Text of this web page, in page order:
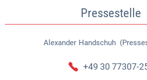
Pressestelle
Alexander HandschuhAlexander
+49 30 77307-